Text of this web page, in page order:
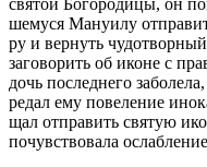
ше­му­ся Ма­ну­и­лу
ру и вер­нуть
за­го­во­рить об иконе с
дочь по­след­не­го
ре­дал ему по­ве­ле­ние
щал от­пра­вить свя­тую
по­чув­ство­ва­ла